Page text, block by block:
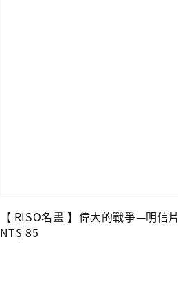
【 RISO名畫 】偉大的戰爭—明信片
Regular
NT$ 85